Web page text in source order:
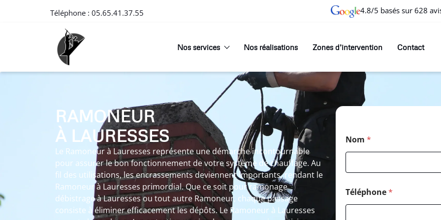
Téléphone : 05.65.41.37.55 4.8/5 basés sur 628
Nos services Nos réalisations Zones d’intervention Contact
RAMONEUR
À LAURESSES
Le Ramoneur à Lauresses représente une démarche incontournable
pour assurer le bon fonctionnement de votre système de chauffage. Au
fil des utilisations, les encrassements deviennent importants, rendant le
Ramoneur à Lauresses primordial. Que ce soit pour ramonage
débistrage à Lauresses ou tout autre Ramoneur, chaque passage
consiste à éliminer efficacement les dépôts. Le Ramoneur à Lauresses
Nom *
Téléphone*